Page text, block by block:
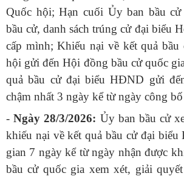
Quốc hội; Hạn cuối Ủy ban bầu
bầu cử, danh sách trúng cử đại biểu
cấp mình; Khiếu nại về kết quả bầu
hội gửi đến Hội đồng bầu cử quốc
quả bầu cử đại biểu HĐND gửi
chậm nhất 3 ngày kể từ ngày công
- Ngày 28/3/2026: Ủy ban bầu cử
khiếu nại về kết quả bầu cử đại
gian 7 ngày kể từ ngày nhận được
bầu cử quốc gia xem xét, giải